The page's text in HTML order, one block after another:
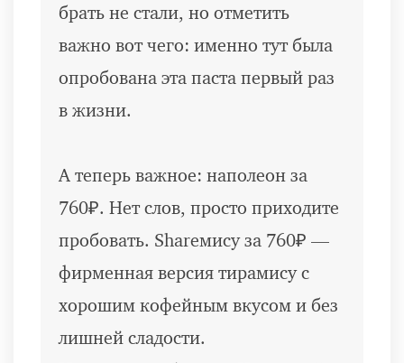
брать не стали, но отметить
важно вот чего: именно тут была
опробована эта паста первый раз
в жизни.
А теперь важное: наполеон за
760₽. Нет слов, просто приходите
пробовать. Shareмису за 760₽ —
фирменная версия тирамису с
хорошим кофейным вкусом и без
лишней сладости.